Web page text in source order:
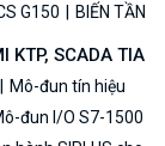
G150 BIẾN TẦN
SCADA TIA
Mô-đun tín hiệu
đun I/O S7-1500